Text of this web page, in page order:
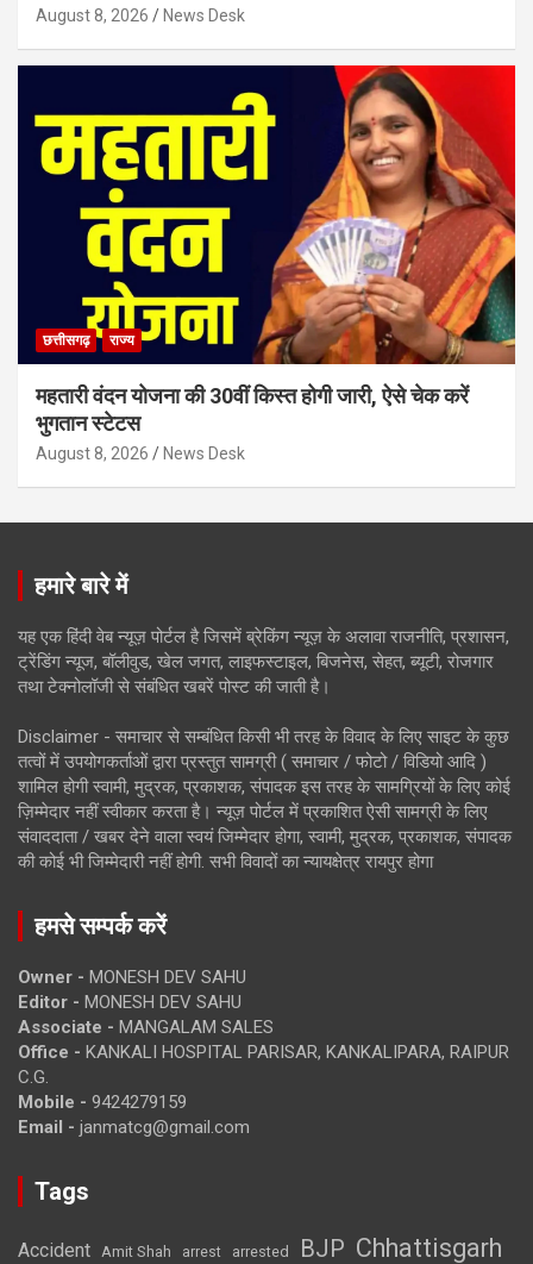
August 8, 2026 News Desk
छत्तीसगढ़ राज्य
महतारी वंदन योजना की 30वीं किस्त होगी जारी, ऐसे चेक करें
भुगतान स्टेटस
August 8, 2026 News Desk
हमारे बारे में
यह एक हिंदी वेब न्यूज़ पोर्टल है जिसमें ब्रेकिंग न्यूज़ के अलावा राजनीति, प्रशासन,
ट्रेंडिंग न्यूज, बॉलीवुड, खेल जगत, लाइफस्टाइल, बिजनेस, सेहत, ब्यूटी, रोजगार
तथा टेक्नोलॉजी से संबंधित खबरें पोस्ट की जाती है।
Disclaimer - समाचार से सम्बंधित किसी भी तरह के विवाद के लिए साइट के कुछ
तत्वों में उपयोगकर्ताओं द्वारा प्रस्तुत सामग्री ( समाचार / फोटो / विडियो आदि )
शामिल होगी स्वामी, मुद्रक, प्रकाशक, संपादक इस तरह के सामग्रियों के लिए कोई
ज़िम्मेदार नहीं स्वीकार करता है। न्यूज़ पोर्टल में प्रकाशित ऐसी सामग्री के लिए
संवाददाता / खबर देने वाला स्वयं जिम्मेदार होगा, स्वामी, मुद्रक, प्रकाशक, संपादक
की कोई भी जिम्मेदारी नहीं होगी. सभी विवादों का न्यायक्षेत्र रायपुर होगा
हमसे सम्पर्क करें
Owner - MONESH DEV SAHU
Editor - MONESH DEV SAHU
Associate - MANGALAM SALES
Office - KANKALI HOSPITAL PARISAR, KANKALIPARA, RAIPUR
C.G.
Mobile - 9424279159
Email - janmatcg@gmail.com
Tags
Accident Amit Shah arrest arrested BJP Chhattisgarh